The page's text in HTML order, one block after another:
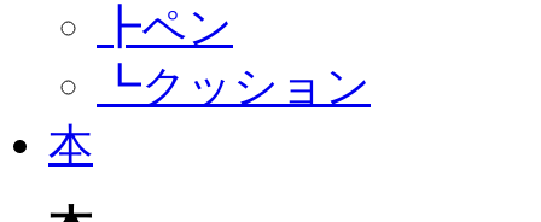
┣ペン
┗クッション
本